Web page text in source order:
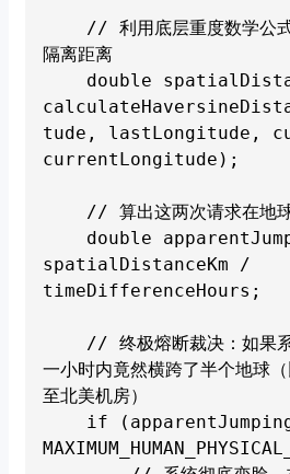
隔离距离
tude, lastLongitude,
currentLongitude);
spatialDistanceKm /
timeDifferenceHours;
一小时内竟然横跨了半个地球
至北美机房）